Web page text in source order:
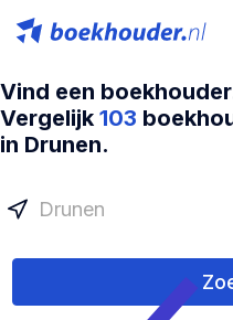
Vind een
Vergelijk 103
in Drunen.